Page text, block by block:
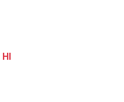
НІ